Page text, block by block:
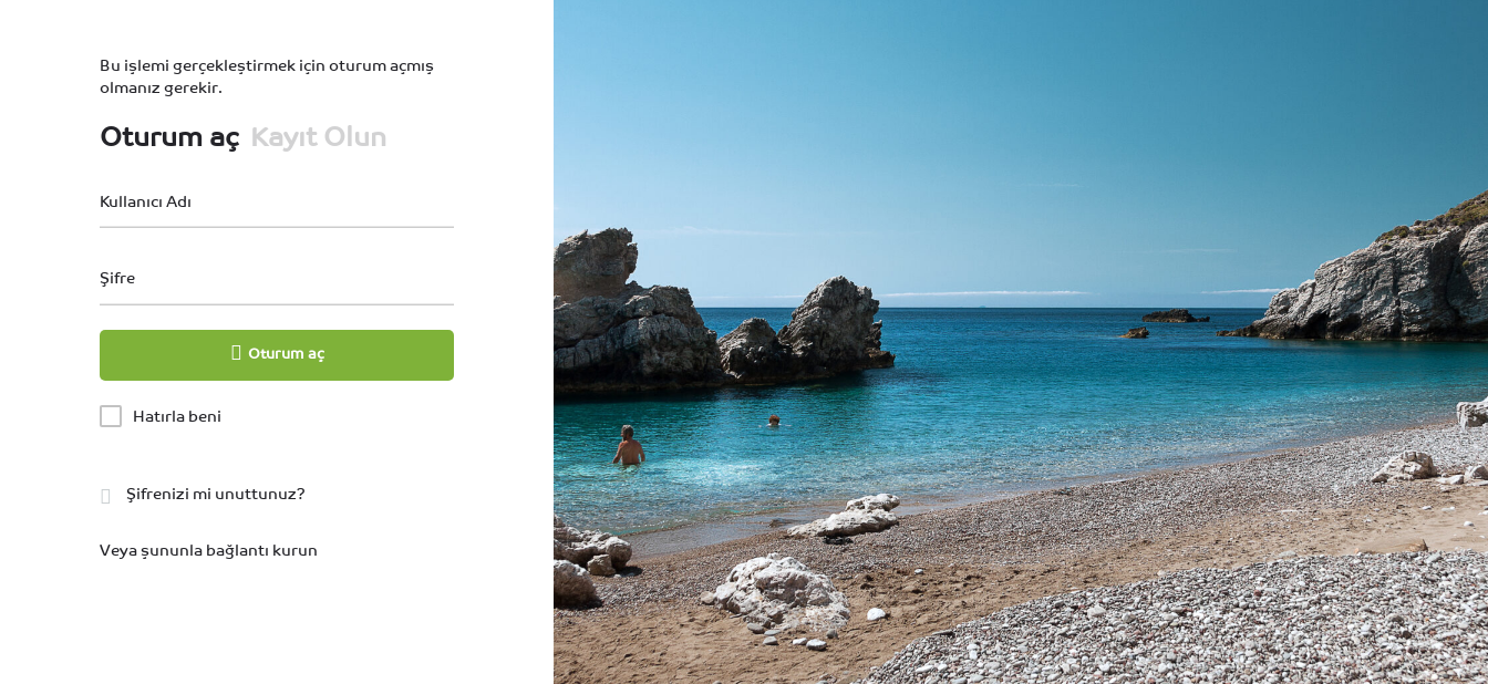
Bu işlemi gerçekleştirmek için oturum açmış
olmanız gerekir.
Oturum aç Kayıt Olun
Kullanıcı Adı
Şifre
Oturum aç
Hatırla beni
Şifrenizi mi unuttunuz?
Veya şununla bağlantı kurun